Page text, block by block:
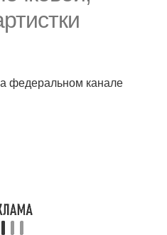
федеральном канале